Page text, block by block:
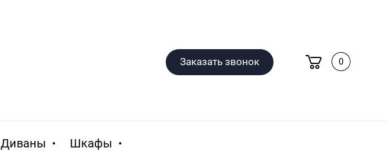
0
Заказать звонок
Диваны Шкафы